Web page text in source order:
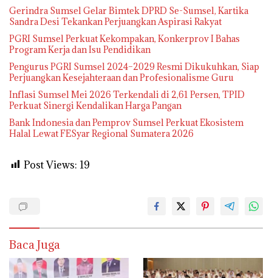
Gerindra Sumsel Gelar Bimtek DPRD Se-Sumsel, Kartika
Sandra Desi Tekankan Perjuangkan Aspirasi Rakyat
PGRI Sumsel Perkuat Kekompakan, Konkerprov I Bahas
Program Kerja dan Isu Pendidikan
Pengurus PGRI Sumsel 2024–2029 Resmi Dikukuhkan, Siap
Perjuangkan Kesejahteraan dan Profesionalisme Guru
Inflasi Sumsel Mei 2026 Terkendali di 2,61 Persen, TPID
Perkuat Sinergi Kendalikan Harga Pangan
Bank Indonesia dan Pemprov Sumsel Perkuat Ekosistem
Halal Lewat FESyar Regional Sumatera 2026
Post Views: 19
Baca Juga